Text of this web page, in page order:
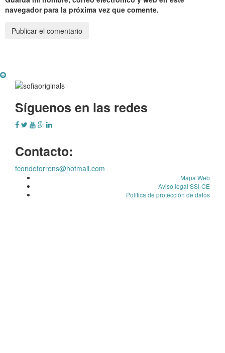
navegador para la próxima vez que comente.
Síguenos en las redes
Contacto:
fcondetorrens@hotmail.com
Mapa Web
Aviso legal SSI-CE
Política de protección de datos